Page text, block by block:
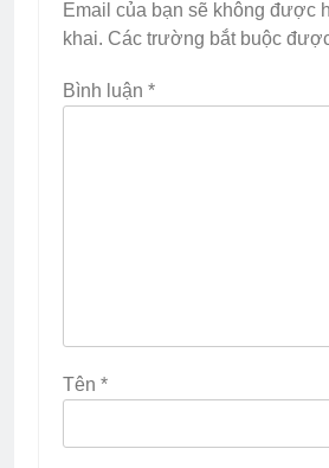
Email của bạn sẽ không được
khai. Các trường bắt buộc
Bình luận *
Tên *